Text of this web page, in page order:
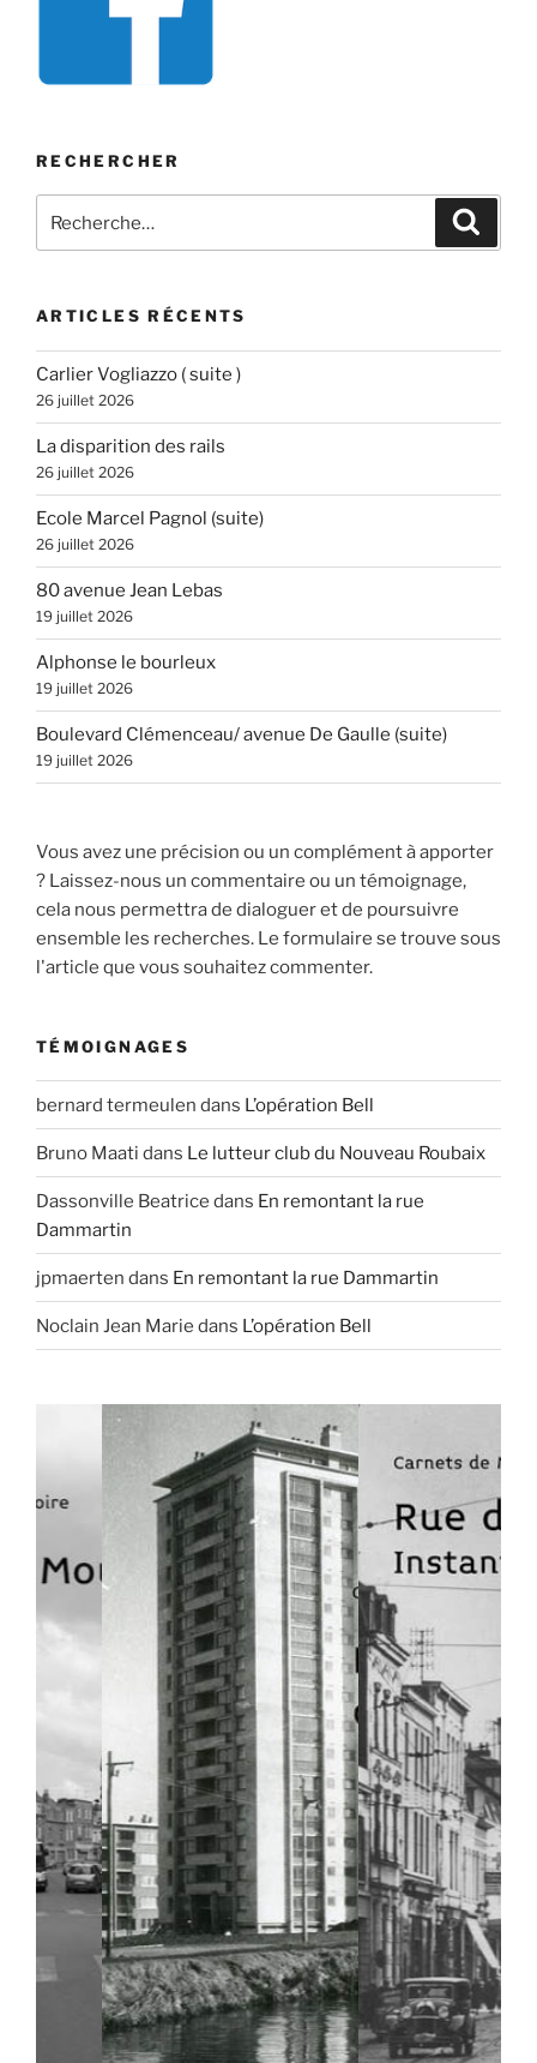
RECHERCHER
pour
ARTICLES RÉCENTS
Carlier Vogliazzo ( suite )
26 juillet 2026
La disparition des rails
26 juillet 2026
Ecole Marcel Pagnol (suite)
26 juillet 2026
80 avenue Jean Lebas
19 juillet 2026
Alphonse le bourleux
19 juillet 2026
Boulevard Clémenceau/ avenue De Gaulle (suite)
19 juillet 2026
Vous avez une précision ou un complément à apporter
? Laissez-nous un commentaire ou un témoignage,
cela nous permettra de dialoguer et de poursuivre
ensemble les recherches. Le formulaire se trouve sous
l'article que vous souhaitez commenter.
TÉMOIGNAGES
bernard termeulen dans L’opération Bell
Bruno Maati dans Le lutteur club du Nouveau Roubaix
Dassonville Beatrice dans En remontant la rue
Dammartin
jpmaerten dans En remontant la rue Dammartin
Noclain Jean Marie dans L’opération Bell